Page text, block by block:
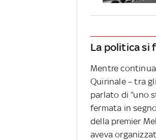
La politica si
Mentre
Quirinale – tra
parlato di “uno
fermata in
della premier
aveva